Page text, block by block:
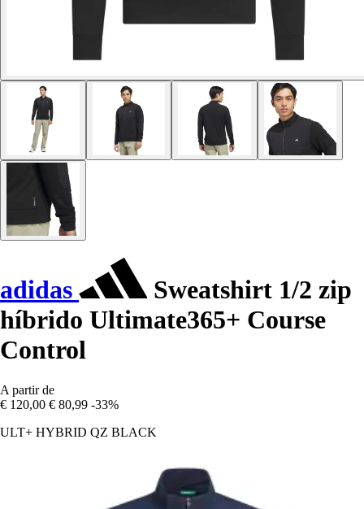
adidas
Sweatshirt 1/2 zip
híbrido Ultimate365+ Course
Control
A partir de
€ 120,00 € 80,99 -33%
ULT+ HYBRID QZ BLACK